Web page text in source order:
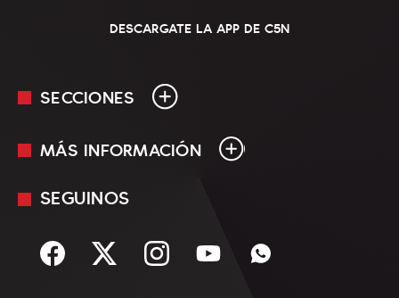
DESCARGATE LA APP DE C5N
SECCIONES
En Vivo
Sociedad
MÁS INFORMACIÓN
Mediakit
Términos y condiciones
SEGUINOS